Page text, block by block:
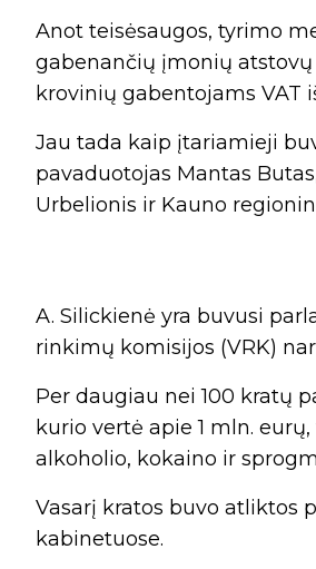
Anot teisėsaugos, tyrimo
gabenančių įmonių
krovinių gabentojams VAT
Jau tada kaip įtariamieji
pavaduotojas Mantas
Urbelionis ir Kauno
A. Silickienė yra buvusi
rinkimų komisijos (VRK)
Per daugiau nei 100 kratų
kurio vertė apie 1 mln.
alkoholio, kokaino ir
Vasarį kratos buvo atliktos
kabinetuose.